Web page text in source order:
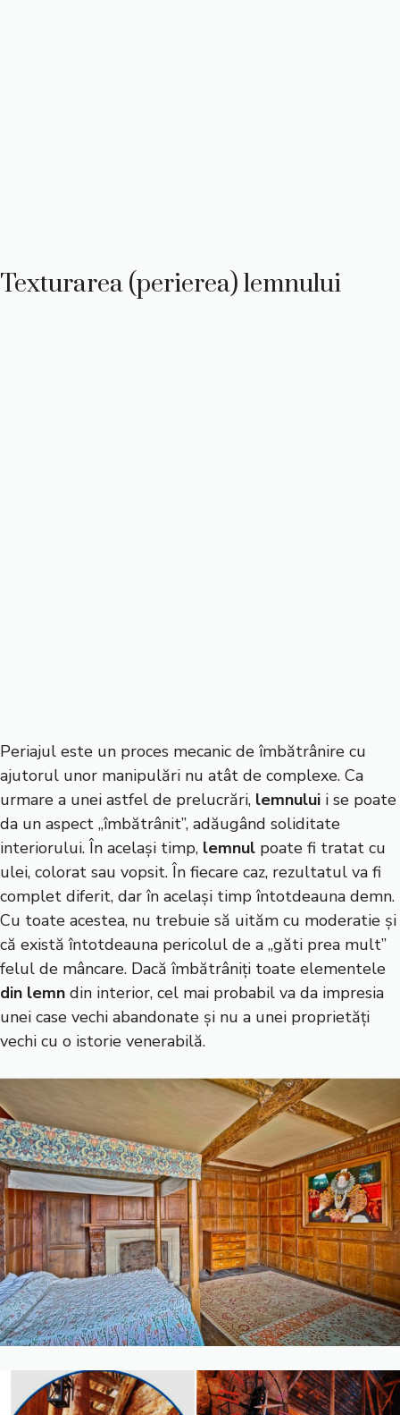
Texturarea (perierea) lemnului
Periajul este un proces mecanic de îmbătrânire cu
ajutorul unor manipulări nu atât de complexe. Ca
urmare a unei astfel de prelucrări, lemnului i se poate
da un aspect „îmbătrânit”, adăugând soliditate
interiorului. În același timp, lemnul poate fi tratat cu
ulei, colorat sau vopsit. În fiecare caz, rezultatul va fi
complet diferit, dar în același timp întotdeauna demn.
Cu toate acestea, nu trebuie să uităm cu moderatie și
că există întotdeauna pericolul de a „găti prea mult”
felul de mâncare. Dacă îmbătrâniți toate elementele
din lemn din interior, cel mai probabil va da impresia
unei case vechi abandonate și nu a unei proprietăți
vechi cu o istorie venerabilă.